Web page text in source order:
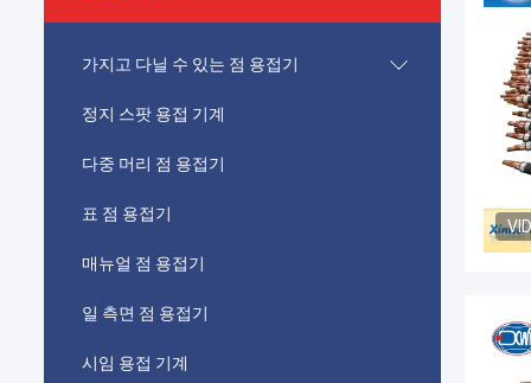
가지고 다닐 수 있는 점 용접기
정지 스팟 용접 기계
다중 머리 점 용접기
표 점 용접기
매뉴얼 점 용접기
일 측면 점 용접기
시임 용접 기계